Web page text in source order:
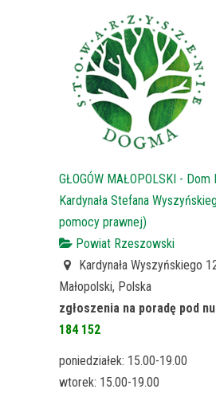
GŁOGÓW MAŁOPOLSKI - Dom
Kardynała Stefana
pomocy prawnej)
Powiat Rzeszowski
Kardynała Wyszyńskiego
Małopolski, Polska
zgłoszenia na poradę pod
184 152
poniedziałek: 15.00-19.00
wtorek: 15.00-19.00